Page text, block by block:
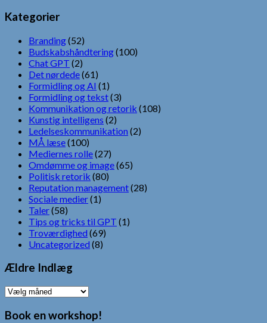
Kategorier
Branding(52)
Budskabshåndtering(100)
Chat GPT (2)
Det nørdede(61)
Formidling og AI (1)
Formidling og tekst(3)
Kommunikation og retorik (108)
Kunstig intelligens (2)
Ledelseskommunikation (2)
MÅ læse(100)
Mediernes rolle(27)
Omdømme og image(65)
Politisk retorik (80)
Reputation management(28)
Sociale medier(1)
Taler(58)
Tips og tricks til GPT (1)
Troværdighed (69)
Uncategorized (8)
Ældre Indlæg
Ældre
Book en workshop!